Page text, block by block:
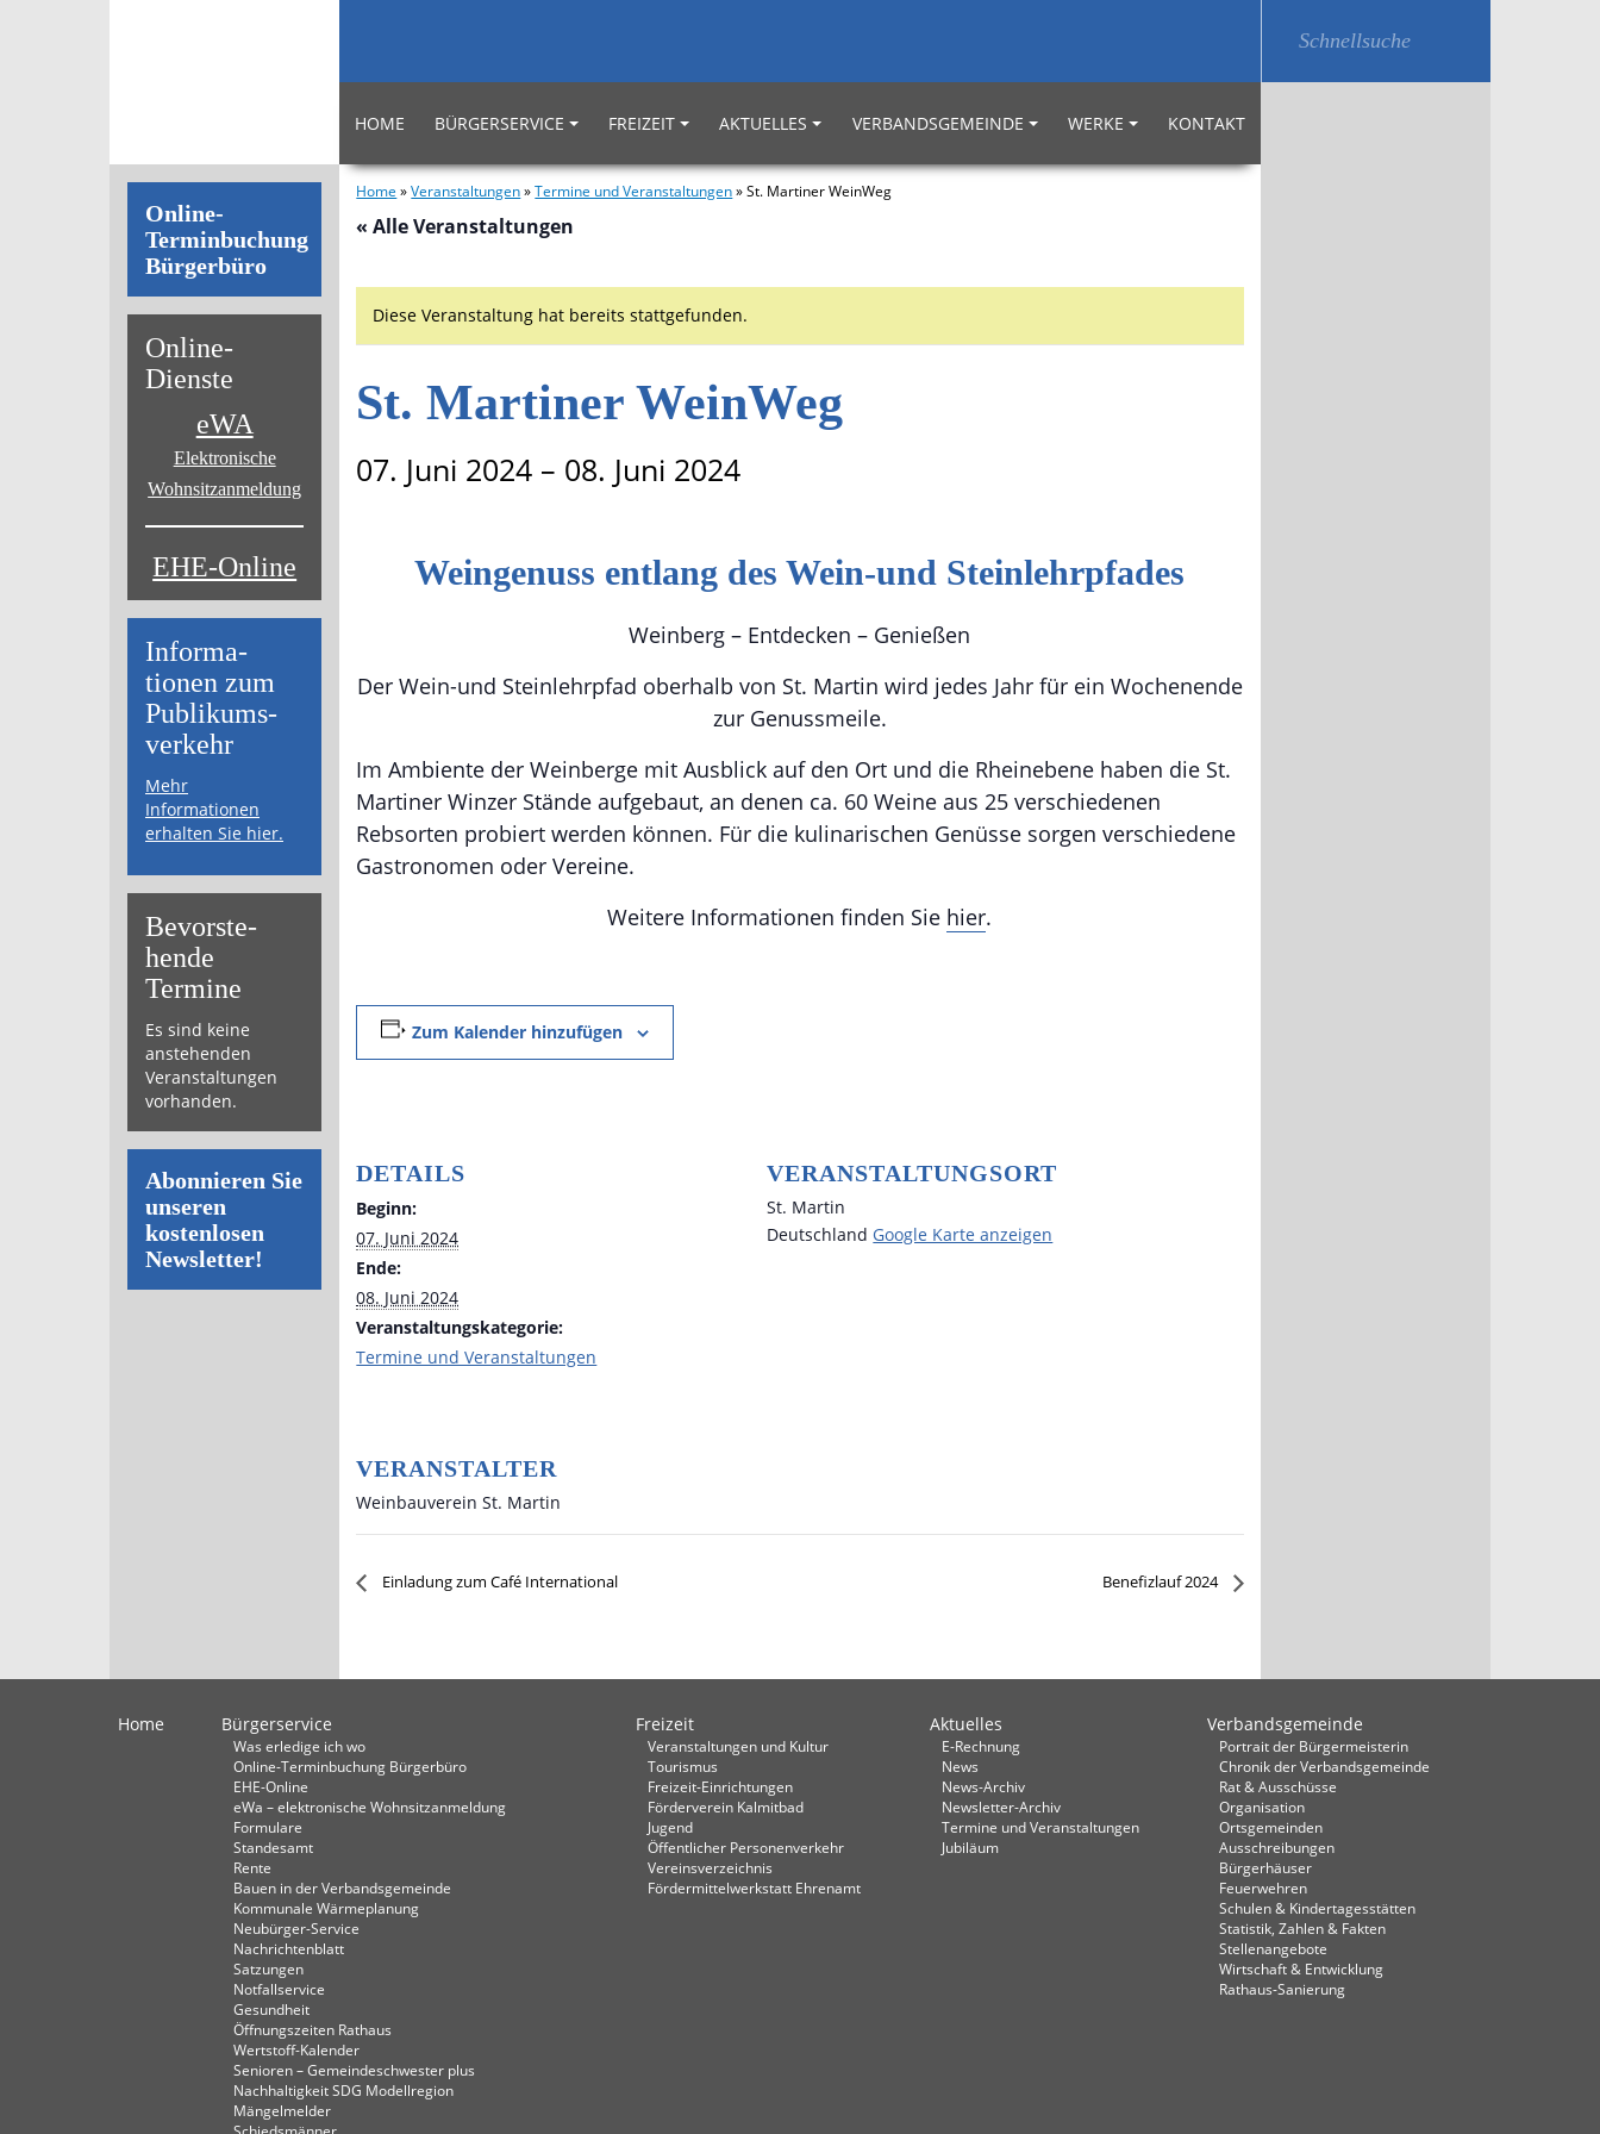
HOME BÜRGERSERVICE FREIZEIT AKTUELLES VERBANDSGEMEINDE WERKE KONTAKT
Online-
Terminbuchung
Bürgerbüro
Online-
Dienste
eWA
Elektronische
Wohnsitz­anmeldung
EHE-Online
Informa­
tionen zum
Publikums­­
verkehr
Mehr
Informationen
erhalten Sie hier.
Bevor­ste­
hende
Termine
Es sind keine
anstehenden
Veranstaltungen
vorhanden.
Abonnieren Sie
unseren
kostenlosen
Newsletter!
Home »Veranstaltungen»Termine und Veranstaltungen»St. Martiner WeinWeg
« Alle Veranstaltungen
Diese Veranstaltung hat bereits stattgefunden.
St. Martiner WeinWeg
07. Juni 2024 – 08. Juni 2024
Weingenuss entlang des Wein-und Steinlehrpfades
Weinberg – Entdecken – Genießen
Der Wein-und Steinlehrpfad oberhalb von St. Martin wird jedes Jahr für ein Wochenende
zur Genussmeile.
Im Ambiente der Weinberge mit Ausblick auf den Ort und die Rheinebene haben die St.
Martiner Winzer Stände aufgebaut, an denen ca. 60 Weine aus 25 verschiedenen
Rebsorten probiert werden können. Für die kulinarischen Genüsse sorgen verschiedene
Gastronomen oder Vereine.
Weitere Informationen finden Sie hier.
Zum Kalender hinzufügen
DETAILS
Beginn:
07. Juni 2024
Ende:
08. Juni 2024
Veranstaltungskategorie:
Termine und Veranstaltungen
VERANSTALTUNGSORT
St. Martin
Deutschland Google Karte anzeigen
VERANSTALTER
Weinbauverein St. Martin
Einladung zum Café International Benefizlauf 2024
Home Bürgerservice
Was erledige ich wo
Online-Terminbuchung Bürgerbüro
EHE-Online
eWa – elektronische Wohnsitzanmeldung
Formulare
Standesamt
Rente
Bauen in der Verbandsgemeinde
Kommunale Wärmeplanung
Neubürger-Service
Nachrichtenblatt
Satzungen
Notfallservice
Gesundheit
Öffnungszeiten Rathaus
Wertstoff-Kalender
Senioren – Gemeindeschwester plus
Nachhaltigkeit SDG Modellregion
Mängelmelder
Freizeit
Veranstaltungen und Kultur
Tourismus
Freizeit-Einrichtungen
Förderverein Kalmitbad
Jugend
Öffentlicher Personenverkehr
Vereinsverzeichnis
Fördermittelwerkstatt Ehrenamt
Aktuelles
E-Rechnung
News
News-Archiv
Newsletter-Archiv
Termine und Veranstaltungen
Jubiläum
Verbandsgemeinde
Portrait der Bürgermeisterin
Chronik der Verbandsgemeinde
Rat & Ausschüsse
Organisation
Ortsgemeinden
Ausschreibungen
Bürgerhäuser
Feuerwehren
Schulen & Kindertagesstätten
Statistik, Zahlen & Fakten
Stellenangebote
Wirtschaft & Entwicklung
Rathaus-Sanierung